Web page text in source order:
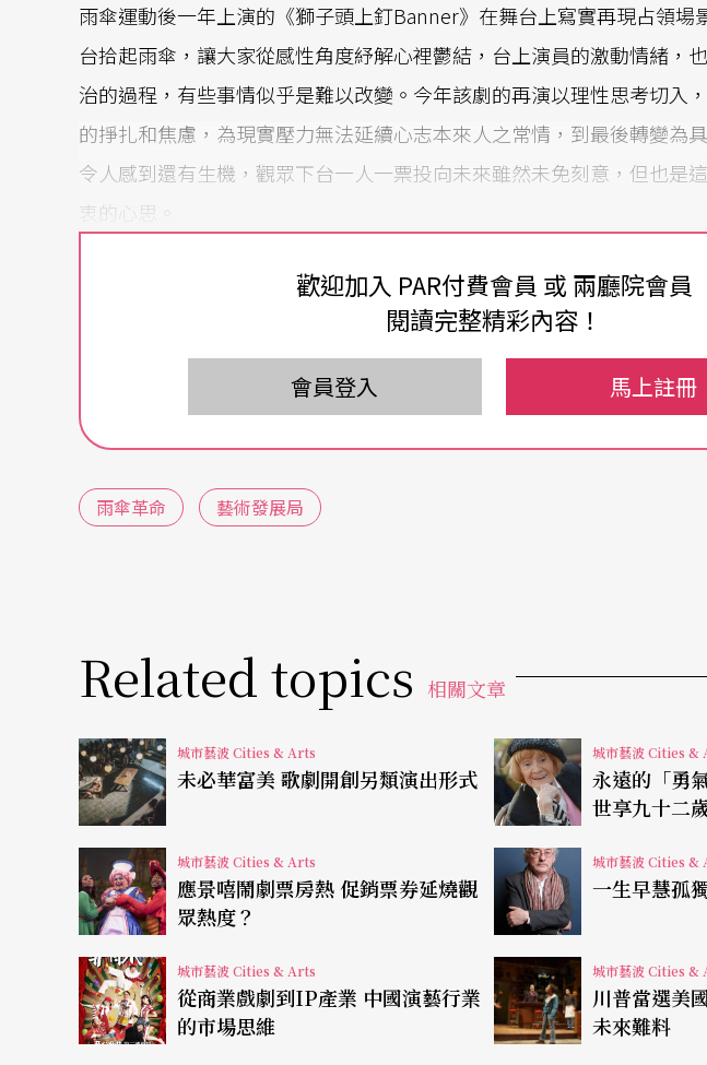
雨傘運動後一年上演的《獅子頭上釘Banner》在舞台上寫實再現占領場
台拾起雨傘，讓大家從感性角度紓解心裡鬱結，台上演員的激動情緒，
治的過程，有些事情似乎是難以改變。今年該劇的再演以理性思考切入
的掙扎和焦慮，為現實壓力無法延續心志本來人之常情，到最後轉變為
令人感到還有生機，觀眾下台一人一票投向未來雖然未免刻意，但也是
衷的心思。
事實上，雖然一人一票的直接選舉，還是言之尚早，小圈子選舉制度的
不得，不過是否全無去路也不盡然，因此劇中有此尾聲的安排看來也是
法會「體育、演藝、文化及出版」功能界別選舉，由資深音樂人周博賢挑
員馬逢國，這界別屬「文化」的選民只占部分，其他界別不少是建制票
俊輝首次挑戰讓席位不再「自動當選」，有所選擇的形勢，讓業界思考選
「如何成為選民」。
很大的躍進。同時去年不少團體也紛紛啟動由會員或是職員先作內部投
事會或團體負責人「說了算」的做法有不同，從下而上反映業界的看法
有機會產生民主的蝴蝶效應。
這效應先體現在去年十一月底的藝術發展局藝術範疇代表提名推選活動
十個藝術界別競爭激烈，一改以往有些界別「自動當選」的疲態，加上最
營當選，令人對藝術發展局的新氣象有所期待。誠然三年的工作任期不算
也是困難重重，而且才剛適應環境思考策略，已然要面對換人的處境。
吹皺春水讓建制派感受壓力
這一屆藝術發展局選舉的選前聲勢較上一屆失色，宣傳的效應也較上一屆
歡迎加入 PAR付費會員 或 兩廳院會員
閱讀完整精彩內容！
會員登入 馬上註冊
雨傘革命 藝術發展局
Related topics 相關文章
城市藝波 Cities & Arts
未必華富美 歌劇開創另類演出形式
城市藝波 Cities &
永遠的「勇氣媽媽」
世享九十二
城市藝波 Cities & Arts
應景嘻鬧劇票房熱 促銷票券延燒觀
眾熱度？
城市藝波 Cities &
城市藝波 Cities & Arts
從商業戲劇到IP產業 中國演藝行業
的市場思維
城市藝波 Cities &
川普當選美國「變
未來難料